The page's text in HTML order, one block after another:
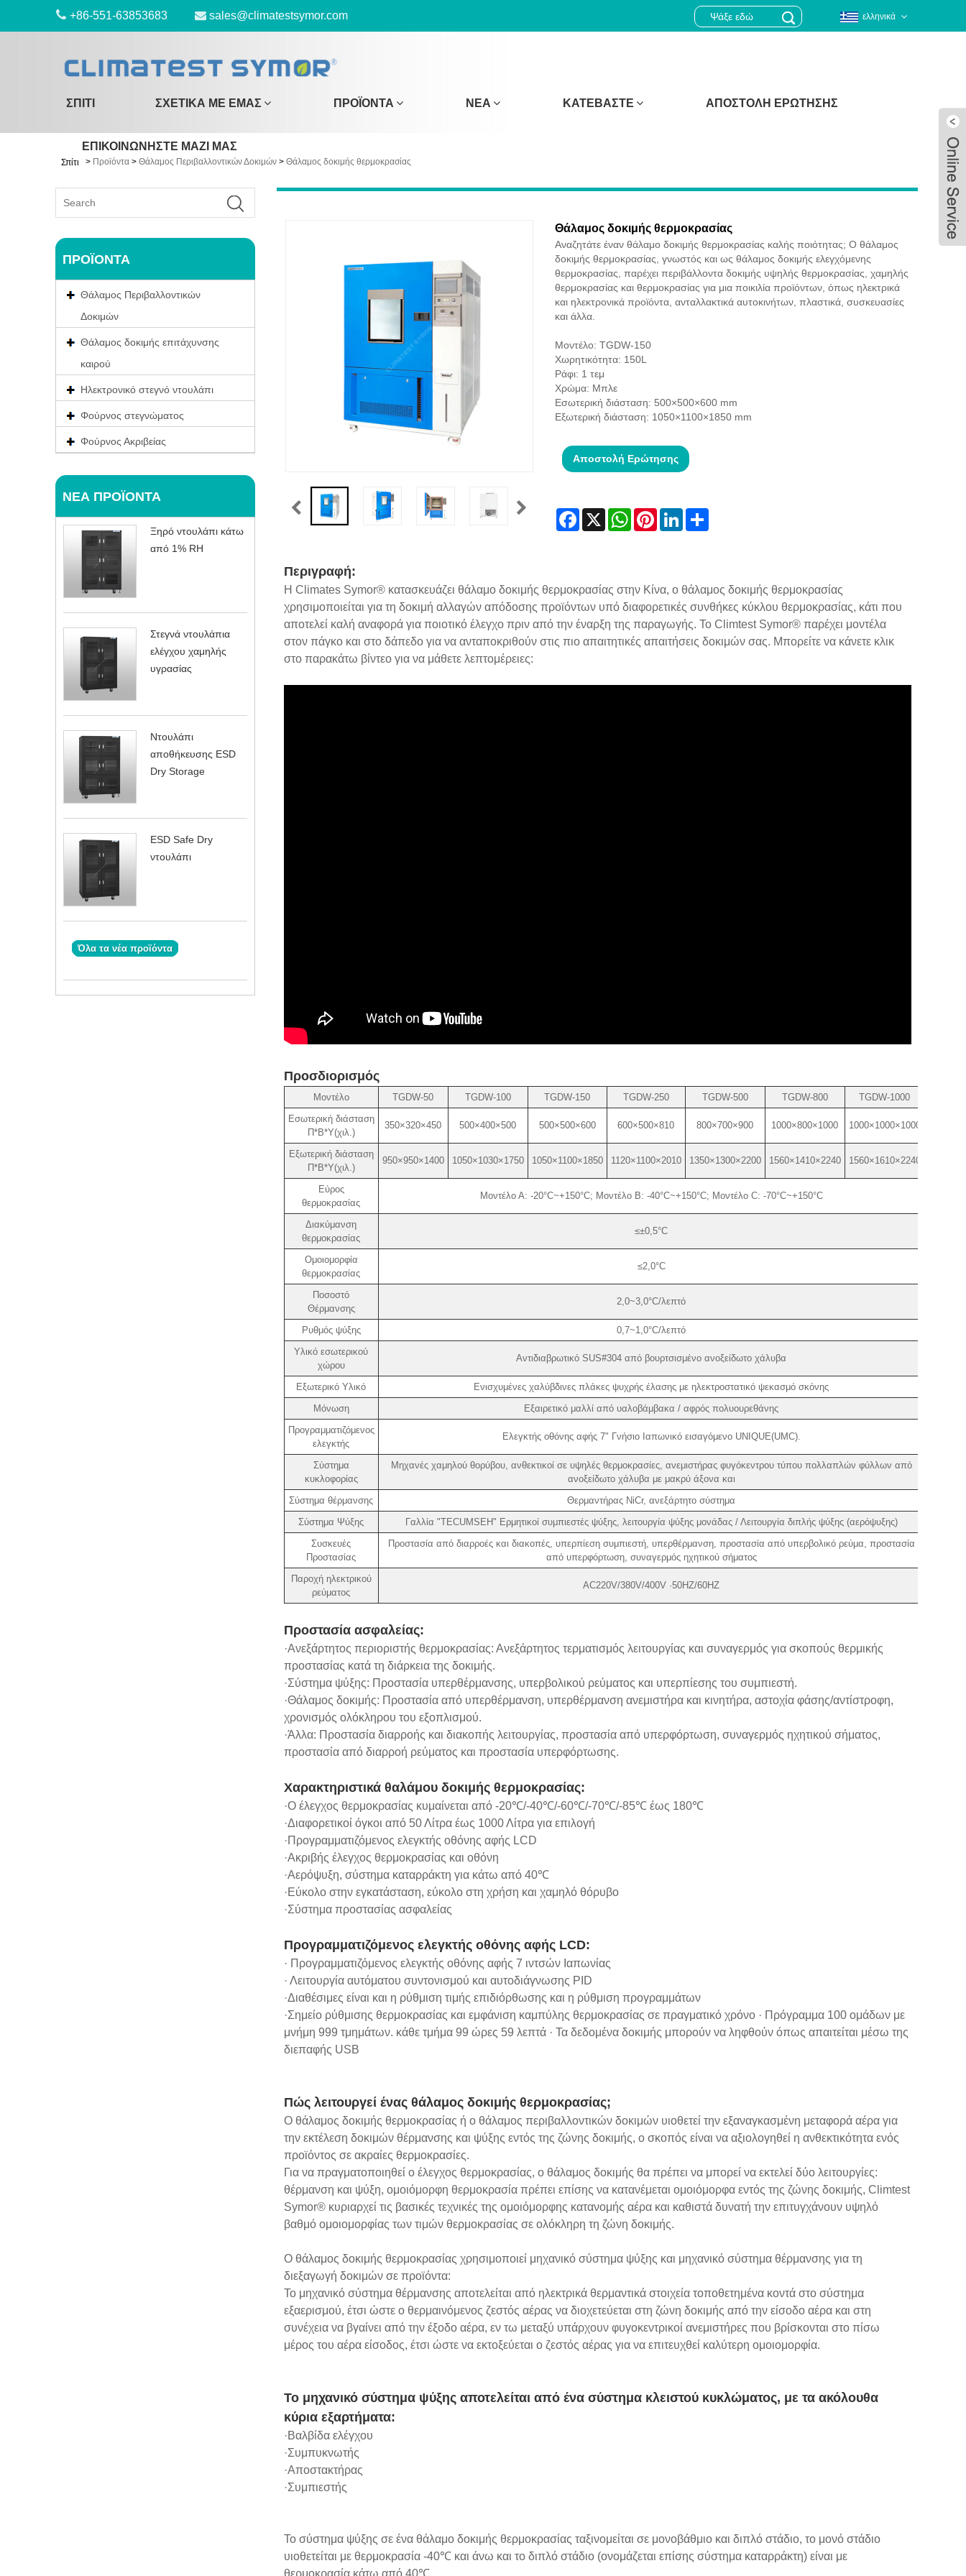
+86-551-63853683 sales@climatestsymor.com ελληνικά
ΣΠΊΤΙ ΣΧΕΤΙΚΆ ΜΕ ΕΜΆΣ ΠΡΟΪΌΝΤΑ ΝΈΑ ΚΑΤΕΒΆΣΤΕ ΑΠΟΣΤΟΛΉ ΕΡΏΤΗΣΗΣ
ΕΠΙΚΟΙΝΩΝΉΣΤΕ ΜΑΖΊ ΜΑΣ
Σπίτι > Προϊόντα > Θάλαμος Περιβαλλοντικών Δοκιμών > Θάλαμος δοκιμής θερμοκρασίας
ΠΡΟΪΌΝΤΑ
Θάλαμος Περιβαλλοντικών
Δοκιμών
Θάλαμος δοκιμής επιτάχυνσης
καιρού
Ηλεκτρονικό στεγνό ντουλάπι
Φούρνος στεγνώματος
Φούρνος Ακριβείας
ΝΈΑ ΠΡΟΪΌΝΤΑ
Ξηρό ντουλάπι κάτω
από 1% RH
Στεγνά ντουλάπια
ελέγχου χαμηλής
υγρασίας
Ντουλάπι
αποθήκευσης ESD
Dry Storage
ESD Safe Dry
ντουλάπι
Όλα τα νέα προϊόντα
Θάλαμος δοκιμής θερμοκρασίας
Αναζητάτε έναν θάλαμο δοκιμής θερμοκρασίας καλής ποιότητας; Ο θάλαμος
δοκιμής θερμοκρασίας, γνωστός και ως θάλαμος δοκιμής ελεγχόμενης
θερμοκρασίας, παρέχει περιβάλλοντα δοκιμής υψηλής θερμοκρασίας, χαμηλής
θερμοκρασίας και θερμοκρασίας για μια ποικιλία προϊόντων, όπως ηλεκτρικά
και ηλεκτρονικά προϊόντα, ανταλλακτικά αυτοκινήτων, πλαστικά, συσκευασίες
και άλλα.
Μοντέλο: TGDW-150
Χωρητικότητα: 150L
Ράφι: 1 τεμ
Χρώμα: Μπλε
Εσωτερική διάσταση: 500×500×600 mm
Εξωτερική διάσταση: 1050×1100×1850 mm
Αποστολή Ερώτησης
Facebook
X WhatsAppPinterestLinkedInShare
Περιγραφή:
Η Climates Symor® κατασκευάζει θάλαμο δοκιμής θερμοκρασίας στην Κίνα, ο θάλαμος δοκιμής θερμοκρασίας
χρησιμοποιείται για τη δοκιμή αλλαγών απόδοσης προϊόντων υπό διαφορετικές συνθήκες κύκλου θερμοκρασίας, κάτι που
αποτελεί καλή αναφορά για ποιοτικό έλεγχο πριν από την έναρξη της παραγωγής. Το Climtest Symor® παρέχει μοντέλα
στον πάγκο και στο δάπεδο για να ανταποκριθούν στις πιο απαιτητικές απαιτήσεις δοκιμών σας. Μπορείτε να κάνετε κλικ
στο παρακάτω βίντεο για να μάθετε λεπτομέρειες:
Προσδιορισμός
Μοντέλο TGDW-50 TGDW-100 TGDW-150 TGDW-250 TGDW-500 TGDW-800
TGDW-1000
Εσωτερική διάσταση
Π*Β*Υ(χιλ.)
350×320×450 500×400×500 500×500×600 600×500×810 800×700×900 1000×800×1000 1000×1000×1000
Εξωτερική διάσταση
Π*Β*Υ(χιλ.)
950×950×1400 1050×1030×1750 1050×1100×1850 1120×1100×2010 1350×1300×2200 1560×1410×2240 1560×1610×2240
Εύρος
θερμοκρασίας
Μοντέλο Α: -20°C~+150°C; Μοντέλο Β: -40°C~+150°C; Μοντέλο C: -70°C~+150°C
Διακύμανση
θερμοκρασίας
≤±0,5°C
Ομοιομορφία
θερμοκρασίας
≤2,0°C
Ποσοστό
Θέρμανσης
2,0~3,0°C/λεπτό
Ρυθμός ψύξης
0,7~1,0°C/λεπτό
Υλικό εσωτερικού
χώρου
Αντιδιαβρωτικό SUS#304 από βουρτσισμένο ανοξείδωτο χάλυβα
Εξωτερικό Υλικό
Ενισχυμένες χαλύβδινες πλάκες ψυχρής έλασης με ηλεκτροστατικό ψεκασμό σκόνης
Μόνωση
Εξαιρετικό μαλλί από υαλοβάμβακα / αφρός πολυουρεθάνης
Προγραμματιζόμενος
ελεγκτής
Ελεγκτής οθόνης αφής 7" Γνήσιο Ιαπωνικό εισαγόμενο UNIQUE(UMC).
Σύστημα
κυκλοφορίας
Μηχανές χαμηλού θορύβου, ανθεκτικοί σε υψηλές θερμοκρασίες, ανεμιστήρας φυγόκεντρου τύπου πολλαπλών φύλλων από
ανοξείδωτο χάλυβα με μακρύ άξονα και
Σύστημα θέρμανσης
Θερμαντήρας NiCr, ανεξάρτητο σύστημα
Σύστημα Ψύξης
Γαλλία "TECUMSEH" Ερμητικοί συμπιεστές ψύξης, λειτουργία ψύξης μονάδας / Λειτουργία διπλής ψύξης (αερόψυξης)
Συσκευές
Προστασίας
Προστασία από διαρροές και διακοπές, υπερπίεση συμπιεστή, υπερθέρμανση, προστασία από υπερβολικό ρεύμα, προστασία
από υπερφόρτωση, συναγερμός ηχητικού σήματος
Παροχή ηλεκτρικού
ρεύματος
AC220V/380V/400V ·50HZ/60HZ
Προστασία ασφαλείας:
·Ανεξάρτητος περιοριστής θερμοκρασίας: Ανεξάρτητος τερματισμός λειτουργίας και συναγερμός για σκοπούς θερμικής
προστασίας κατά τη διάρκεια της δοκιμής.
·Σύστημα ψύξης: Προστασία υπερθέρμανσης, υπερβολικού ρεύματος και υπερπίεσης του συμπιεστή.
·Θάλαμος δοκιμής: Προστασία από υπερθέρμανση, υπερθέρμανση ανεμιστήρα και κινητήρα, αστοχία φάσης/αντίστροφη,
χρονισμός ολόκληρου του εξοπλισμού.
·Άλλα: Προστασία διαρροής και διακοπής λειτουργίας, προστασία από υπερφόρτωση, συναγερμός ηχητικού σήματος,
προστασία από διαρροή ρεύματος και προστασία υπερφόρτωσης.
Χαρακτηριστικά θαλάμου δοκιμής θερμοκρασίας:
·Ο έλεγχος θερμοκρασίας κυμαίνεται από -20℃/-40℃/-60℃/-70℃/-85℃ έως 180℃
·Διαφορετικοί όγκοι από 50 Λίτρα έως 1000 Λίτρα για επιλογή
·Προγραμματιζόμενος ελεγκτής οθόνης αφής LCD
·Ακριβής έλεγχος θερμοκρασίας και οθόνη
·Αερόψυξη, σύστημα καταρράκτη για κάτω από 40℃
·Εύκολο στην εγκατάσταση, εύκολο στη χρήση και χαμηλό θόρυβο
·Σύστημα προστασίας ασφαλείας
Προγραμματιζόμενος ελεγκτής οθόνης αφής LCD:
· Προγραμματιζόμενος ελεγκτής οθόνης αφής 7 ιντσών Ιαπωνίας
· Λειτουργία αυτόματου συντονισμού και αυτοδιάγνωσης PID
·Διαθέσιμες είναι και η ρύθμιση τιμής επιδιόρθωσης και η ρύθμιση προγραμμάτων
·Σημείο ρύθμισης θερμοκρασίας και εμφάνιση καμπύλης θερμοκρασίας σε πραγματικό χρόνο · Πρόγραμμα 100 ομάδων με
μνήμη 999 τμημάτων. κάθε τμήμα 99 ώρες 59 λεπτά · Τα δεδομένα δοκιμής μπορούν να ληφθούν όπως απαιτείται μέσω της
διεπαφής USB
Πώς λειτουργεί ένας θάλαμος δοκιμής θερμοκρασίας;
Ο θάλαμος δοκιμής θερμοκρασίας ή ο θάλαμος περιβαλλοντικών δοκιμών υιοθετεί την εξαναγκασμένη μεταφορά αέρα για
την εκτέλεση δοκιμών θέρμανσης και ψύξης εντός της ζώνης δοκιμής, ο σκοπός είναι να αξιολογηθεί η ανθεκτικότητα ενός
προϊόντος σε ακραίες θερμοκρασίες.
Για να πραγματοποιηθεί ο έλεγχος θερμοκρασίας, ο θάλαμος δοκιμής θα πρέπει να μπορεί να εκτελεί δύο λειτουργίες:
θέρμανση και ψύξη, ομοιόμορφη θερμοκρασία πρέπει επίσης να κατανέμεται ομοιόμορφα εντός της ζώνης δοκιμής, Climtest
Symor® κυριαρχεί τις βασικές τεχνικές της ομοιόμορφης κατανομής αέρα και καθιστά δυνατή την επιτυγχάνουν υψηλό
βαθμό ομοιομορφίας των τιμών θερμοκρασίας σε ολόκληρη τη ζώνη δοκιμής.
Ο θάλαμος δοκιμής θερμοκρασίας χρησιμοποιεί μηχανικό σύστημα ψύξης και μηχανικό σύστημα θέρμανσης για τη
διεξαγωγή δοκιμών σε προϊόντα:
Το μηχανικό σύστημα θέρμανσης αποτελείται από ηλεκτρικά θερμαντικά στοιχεία τοποθετημένα κοντά στο σύστημα
εξαερισμού, έτσι ώστε ο θερμαινόμενος ζεστός αέρας να διοχετεύεται στη ζώνη δοκιμής από την είσοδο αέρα και στη
συνέχεια να βγαίνει από την έξοδο αέρα, εν τω μεταξύ υπάρχουν φυγοκεντρικοί ανεμιστήρες που βρίσκονται στο πίσω
μέρος του αέρα είσοδος, έτσι ώστε να εκτοξεύεται ο ζεστός αέρας για να επιτευχθεί καλύτερη ομοιομορφία.
Το μηχανικό σύστημα ψύξης αποτελείται από ένα σύστημα κλειστού κυκλώματος, με τα ακόλουθα
κύρια εξαρτήματα:
·Βαλβίδα ελέγχου
·Συμπυκνωτής
·Αποστακτήρας
·Συμπιεστής
Το σύστημα ψύξης σε ένα θάλαμο δοκιμής θερμοκρασίας ταξινομείται σε μονοβάθμιο και διπλό στάδιο, το μονό στάδιο
υιοθετείται με θερμοκρασία -40℃ και άνω και το διπλό στάδιο (ονομάζεται επίσης σύστημα καταρράκτη) είναι με
θερμοκρασία κάτω από 40℃.